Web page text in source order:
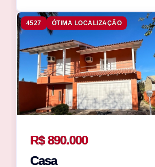
4527 ÓTIMA LOCALIZAÇÃO
R$ 890.000
Casa